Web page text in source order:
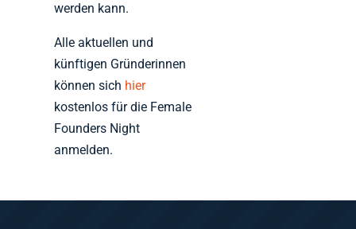
werden kann.
Alle aktuellen und
künftigen Gründerinnen
können sich hier
kostenlos für die Female
Founders Night
anmelden.